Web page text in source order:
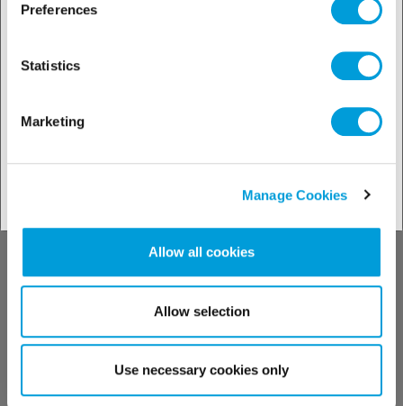
Preferences
Statistics
Marketing
Manage Cookies
Allow all cookies
Allow selection
Use necessary cookies only
industries
Découvrez notre
support technique